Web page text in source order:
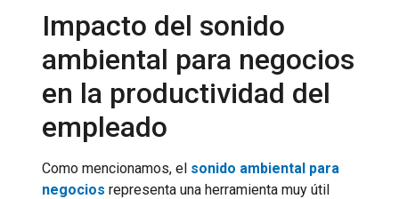
Impacto del sonido
ambiental para negocios
en la productividad del
empleado
Como mencionamos, el sonido ambiental para
negocios representa una herramienta muy útil